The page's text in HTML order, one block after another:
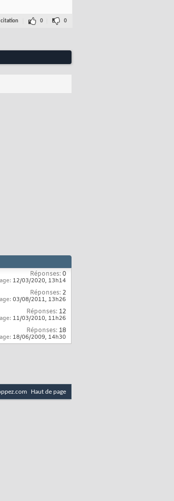
citation 0 0
Réponses:0
12/03/2020, 13h14
Réponses: 2
03/08/2011, 13h26
Réponses: 12
11/03/2010, 11h26
Réponses: 18
18/06/2009, 14h30
Haut de page